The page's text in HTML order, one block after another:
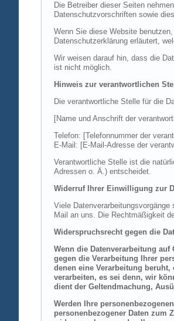
Die Betreiber dieser Seiten
Datenschutzvorschriften sowie
Wenn Sie diese Website
Datenschutzerklärung erläutert,
Wir weisen darauf hin, dass die
ist nicht möglich.
Hinweis zur verantwortlichen
Die verantwortliche Stelle für die
[Name und Anschrift der
Telefon: [Telefonnummer der
E-Mail: [E-Mail-Adresse der
Verantwortliche Stelle ist die
Adressen o. Ä.) entscheidet.
Widerruf Ihrer Einwilligung zur
Viele
Mail an uns. Die Rechtmäßigkeit
Widerspruchsrecht gegen die
Wenn die Datenverarbeitung
gegen die Verarbeitung Ihrer
denen eine Verarbeitung
verarbeiten, es sei denn, wir
dient der Geltendmachung,
Werden Ihre
personenbezogener Daten zum